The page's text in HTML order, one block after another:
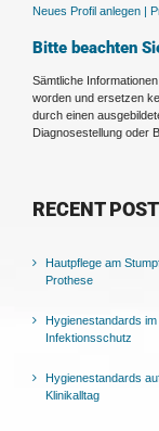
Neues Profil anlegen |
Bitte beachten
Sämtliche
worden und ersetzen
durch einen
Diagnosestellung oder
RECENT
Hautpflege am
Prothese
Hygienestandards
Infektionsschutz
Hygienestandards
Klinikalltag